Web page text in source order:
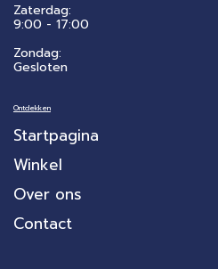
Zaterdag:
​9:00 - 17:00
Zondag:
Gesloten
Ontdekken
Startpagina
Winkel
Over ons
Contact